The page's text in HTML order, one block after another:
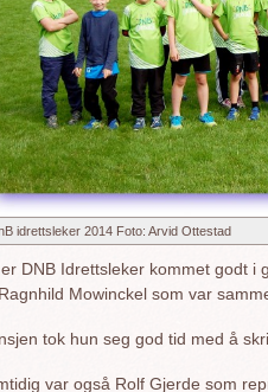
idrettsleker 2014 Foto: Arvid Ottestad
DNB Idrettsleker kommet godt
Mowinckel som var
tok hun seg god tid med å
var også Rolf Gjerde som